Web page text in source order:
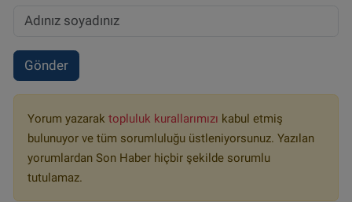
Gönder
Yorum yazarak topluluk kurallarımızı kabul etmiş
bulunuyor ve tüm sorumluluğu üstleniyorsunuz. Yazılan
yorumlardan Son Haber hiçbir şekilde sorumlu
tutulamaz.